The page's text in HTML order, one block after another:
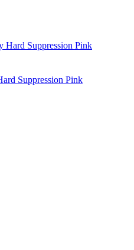
Suppression Pink